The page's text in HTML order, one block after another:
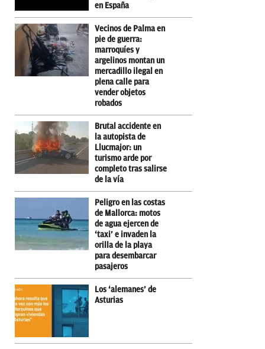
en España
Vecinos de Palma en
pie de guerra:
marroquíes y
argelinos montan un
mercadillo ilegal en
plena calle para
vender objetos
robados
Brutal accidente en
la autopista de
Llucmajor: un
turismo arde por
completo tras salirse
de la vía
Peligro en las costas
de Mallorca: motos
de agua ejercen de
‘taxi’ e invaden la
orilla de la playa
para desembarcar
pasajeros
Los ‘alemanes’ de
Asturias